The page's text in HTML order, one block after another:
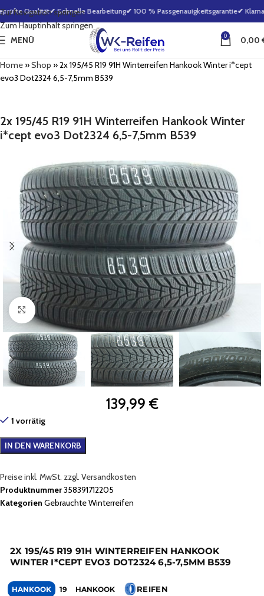
Zur Navigation springen
Zum Hauptinhalt springen
Qualität✔ Schnelle Bearbeitung✔ 100 % Passgenauigkeitsgarantie✔ Klarna
MENÜ 0 0,00
Home»Shop »2x 195/45 R19 91H Winterreifen Hankook Winter i*cept
evo3 Dot2324 6,5-7,5mm B539
2x 195/45 R19 91H Winterreifen Hankook Winter
i*cept evo3 Dot2324 6,5-7,5mm B539
Zum Vergrößern klicken
139,99 €
1 vorrätig
IN DEN WARENKORB
Preise inkl. MwSt. zzgl. Versandkosten
Produktnummer358391712205
Kategorien Gebrauchte Winterreifen
2X 195/45 R19 91H WINTERREIFEN HANKOOK
WINTER I*CEPT EVO3 DOT2324 6,5-7,5MM B539
HANKOOK 19 HANKOOK REIFEN